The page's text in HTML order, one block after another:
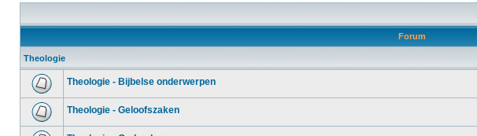
Forum
Theologie
Theologie - Bijbelse onderwerpen
Theologie - Geloofszaken